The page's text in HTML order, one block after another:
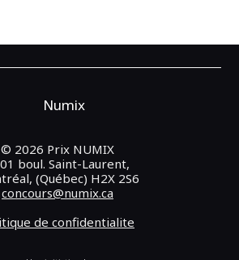
© 2026 Prix NUMIX
boul. Saint-Laurent,
(Québec) H2X 2S6
concours@numix.ca
de confidentialite